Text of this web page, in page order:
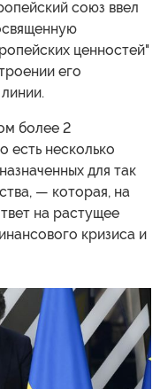
союз ввел
ценностей"
его
более 2
есть несколько
для так
— которая, на
на растущее
кризиса и